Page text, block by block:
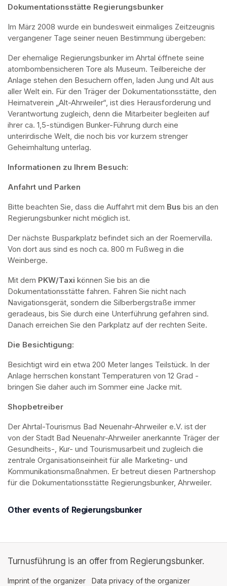
Dokumentationsstätte Regierungsbunker
Im März 2008 wurde ein bundesweit einmaliges Zeitzeugnis
vergangener Tage seiner neuen Bestimmung übergeben:
Der ehemalige Regierungsbunker im Ahrtal öffnete seine
atombombensicheren Tore als Museum. Teilbereiche der
Anlage stehen den Besuchern offen, laden Jung und Alt aus
aller Welt ein. Für den Träger der Dokumentationsstätte, den
Heimatverein „Alt-Ahrweiler“, ist dies Herausforderung und
Verantwortung zugleich, denn die Mitarbeiter begleiten auf
ihrer ca. 1,5-stündigen Bunker-Führung durch eine
unterirdische Welt, die noch bis vor kurzem strenger
Geheimhaltung unterlag.
Informationen zu Ihrem Besuch:
Anfahrt und Parken
Bitte beachten Sie, dass die Auffahrt mit dem Bus bis an den
Regierungsbunker nicht möglich ist.
Der nächste Busparkplatz befindet sich an der Roemervilla.
Von dort aus sind es noch ca. 800 m Fußweg in die
Weinberge.
Mit dem PKW/Taxi können Sie bis an die
Dokumentationsstätte fahren. Fahren Sie nicht nach
Navigationsgerät, sondern die Silberbergstraße immer
geradeaus, bis Sie durch eine Unterführung gefahren sind.
Danach erreichen Sie den Parkplatz auf der rechten Seite.
Die Besichtigung:
Besichtigt wird ein etwa 200 Meter langes Teilstück. In der
Anlage herrschen konstant Temperaturen von 12 Grad -
bringen Sie daher auch im Sommer eine Jacke mit.
Shopbetreiber
Der Ahrtal-Tourismus Bad Neuenahr-Ahrweiler e.V. ist der
von der Stadt Bad Neuenahr-Ahrweiler anerkannte Träger der
Gesundheits-, Kur- und Tourismusarbeit und zugleich die
zentrale Organisationseinheit für alle Marketing- und
Kommunikationsmaßnahmen. Er betreut diesen Partnershop
für die Dokumentationsstätte Regierungsbunker, Ahrweiler.
Other events of Regierungsbunker
Turnusführung is an offer from Regierungsbunker.
Imprint of the organizer (opens in a new tab)
Data privacy of the organizer